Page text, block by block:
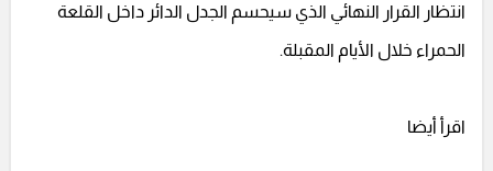
انتظار القرار النهائي الذي سيحسم الجدل الدائر داخل القلعة
الحمراء خلال الأيام المقبلة.
اقرأ أيضا